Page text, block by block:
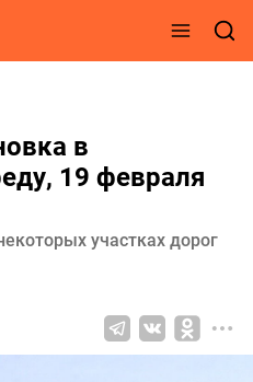
в
19 февраля
участках дорог